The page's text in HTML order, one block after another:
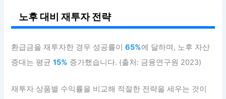
노후 대비 재투자 전략
환급금을 재투자한 경우 성공률이65%에 달하며, 노후 자산
증대는 평균15% 증가했습니다. (출처: 금융연구원 2023)
재투자 상품별 수익률을 비교해 적절한 전략을 세우는 것이